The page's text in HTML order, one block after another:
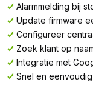
Alarmmelding bij
Update firmware
Configureer
Zoek klant op
Integratie met
Snel en